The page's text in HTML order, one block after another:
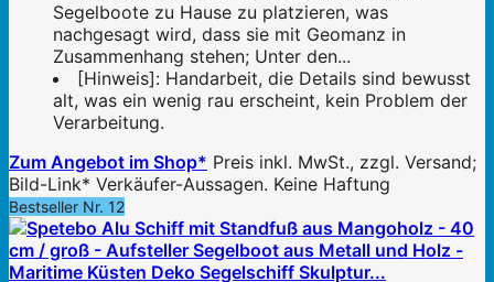
Segelboote zu Hause zu platzieren, was
nachgesagt wird, dass sie mit Geomanz in
Zusammenhang stehen; Unter den...
[Hinweis]: Handarbeit, die Details sind bewusst
alt, was ein wenig rau erscheint, kein Problem der
Verarbeitung.
Zum Angebot im Shop* Preis inkl. MwSt., zzgl. Versand;
Bild-Link* Verkäufer-Aussagen. Keine Haftung
Bestseller Nr. 12